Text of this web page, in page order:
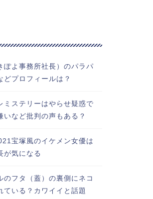
ぽよ事務所社長）のパラパ
どプロフィールは？
ミステリーはやらせ疑惑で
いなど批判の声もある？
宝塚風のイケメン女優は
が気になる
のフタ（蓋）の裏側にネコ
ている？カワイイと話題